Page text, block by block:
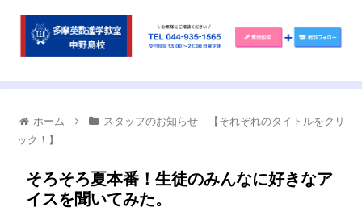
ホーム
スタッフのお知らせ 【それぞれのタイトルをクリ
ック！】
そろそろ夏本番！生徒のみんなに好きなア
イスを聞いてみた。